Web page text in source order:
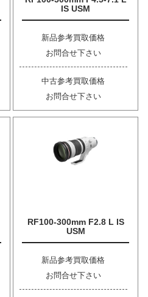
IS USM
新品参考買取価格
お問合せ下さい
中古参考買取価格
お問合せ下さい
RF100-300mm F2.8 L IS
USM
新品参考買取価格
お問合せ下さい